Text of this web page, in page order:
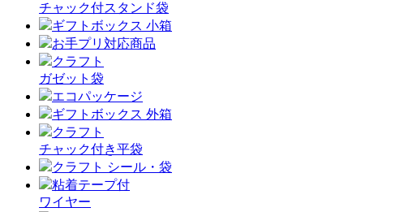
チャック付スタンド袋
ギフトボックス 小箱
お手プリ対応商品
クラフト
ガゼット袋
エコパッケージ
ギフトボックス 外箱
クラフト
チャック付き平袋
クラフト シール・袋
粘着テープ付
ワイヤー